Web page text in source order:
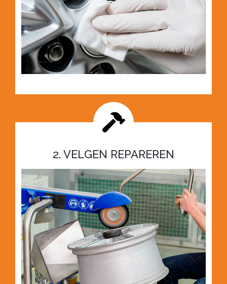
2. VELGEN REPAREREN